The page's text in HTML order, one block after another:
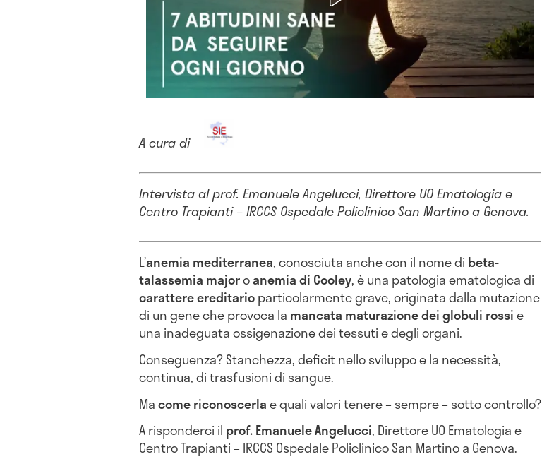
A cura di
Intervista al prof. Emanuele Angelucci, Direttore UO Ematologia e
Centro Trapianti – IRCCS Ospedale Policlinico San Martino a Genova.
L’anemia mediterranea, conosciuta anche con il nome di beta-
talassemia majoroanemia di Cooley, è una patologia ematologica di
carattere ereditarioparticolarmente grave, originata dalla mutazione
di un gene che provoca la mancata maturazione dei globuli rossie
una inadeguata ossigenazione dei tessuti e degli organi.
Conseguenza? Stanchezza, deficit nello sviluppo e la necessità,
continua, di trasfusioni di sangue.
Macome riconoscerlae quali valori tenere – sempre – sotto controllo?
A risponderci il prof. Emanuele Angelucci, Direttore UO Ematologia e
Centro Trapianti – IRCCS Ospedale Policlinico San Martino a Genova.